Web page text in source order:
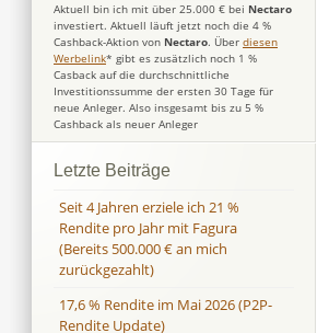
Aktuell bin ich mit über 25.000 € bei Nectaro
investiert. Aktuell läuft jetzt noch die 4 %
Cashback-Aktion von Nectaro. Über diesen
Werbelink* gibt es zusätzlich noch 1 %
Casback auf die durchschnittliche
Investitionssumme der ersten 30 Tage für
neue Anleger. Also insgesamt bis zu 5 %
Cashback als neuer Anleger
Letzte Beiträge
Seit 4 Jahren erziele ich 21 %
Rendite pro Jahr mit Fagura
(Bereits 500.000 € an mich
zurückgezahlt)
17,6 % Rendite im Mai 2026 (P2P-
Rendite Update)